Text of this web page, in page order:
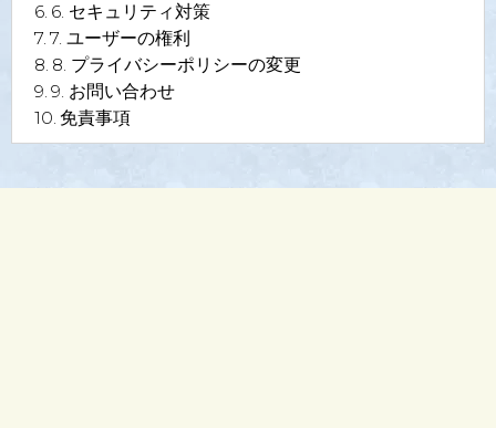
6. セキュリティ対策
7. ユーザーの権利
8. プライバシーポリシーの変更
9. お問い合わせ
免責事項